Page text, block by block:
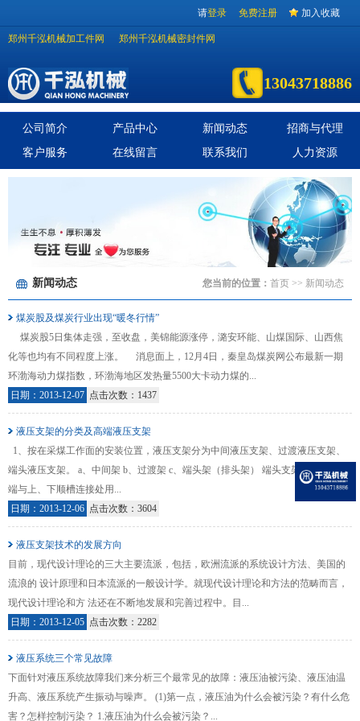
请登录 免费注册 加入收藏
郑州千泓机械加工件网 郑州千泓机械密封件网
13043718886
公司简介 产品中心 新闻动态
招商与代理
客户服务
在线留言 联系我们 人力资源
您当前的位置： 首页 >> 新闻动态
新闻动态
煤炭股及煤炭行业出现“暖冬行情”
煤炭股5日集体走强，至收盘，美锦能源涨停，潞安环能、山煤国际、山西焦
化等也均有不同程度上涨。 消息面上，12月4日，秦皇岛煤炭网公布最新一期
环渤海动力煤指数，环渤海地区发热量5500大卡动力煤的...
日期：2013-12-07 点击次数：1437
液压支架的分类及高端液压支架
1、按在采煤工作面的安装位置，液压支架分为中间液压支架、过渡液压支架、
端头液压支架。 a、中间架 b、过渡架 c、端头架（排头架） 端头支架是工作面两
端与上、下顺槽连接处用...
日期：2013-12-06 点击次数：3604
液压支架技术的发展方向
目前，现代设计理论的三大主要流派，包括，欧洲流派的系统设计方法、美国的
流浪的 设计原理和日本流派的一般设计学。就现代设计理论和方法的范畴而言，
现代设计理论和方 法还在不断地发展和完善过程中。目...
日期：2013-12-05 点击次数：2282
液压系统三个常见故障
下面针对液压系统故障我们来分析三个最常见的故障：液压油被污染、液压油温
升高、液压系统产生振动与噪声。 (1)第一点，液压油为什么会被污染？有什么危
害？怎样控制污染？ 1.液压油为什么会被污染？...